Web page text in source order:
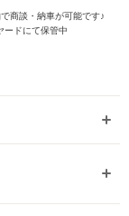
で商談・納車が可能です♪
ードにて保管中